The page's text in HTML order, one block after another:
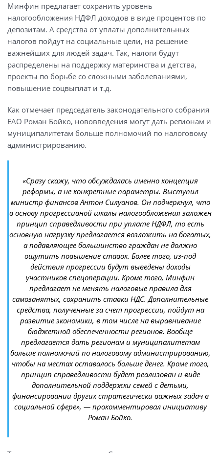
Минфин предлагает сохранить уровень
налогообложения НДФЛ доходов в виде процентов по
депозитам. А средства от уплаты дополнительных
налогов пойдут на социальные цели, на решение
важнейших для людей задач. Так, налоги будут
распределены на поддержку материнства и детства,
проекты по борьбе со сложными заболеваниями,
повышение соцвыплат и т.д.
Как отмечает председатель законодательного собрания
ЕАО Роман Бойко, нововведения могут дать регионам и
муниципалитетам больше полномочий по налоговому
администрированию.
«Сразу скажу, что обсуждалась именно концепция
реформы, а не конкретные параметры. Выступил
министр финансов Антон Силуанов. Он подчеркнул, что
в основу прогрессивной шкалы налогообложения заложен
принцип справедливости при уплате НДФЛ, то есть
основную нагрузку предлагается возложить на богатых,
а подавляющее большинство граждан не должно
ощутить повышение ставок. Более того, из-под
действия прогрессии будут выведены доходы
участников спецоперации. Кроме того, Минфин
предлагает не менять налоговые правила для
самозанятых, сохранить ставки НДС. Дополнительные
средства, полученные за счет прогрессии, пойдут на
развитие экономики, в том числе на выравнивание
бюджетной обеспеченности регионов. Вообще
предлагается дать регионам и муниципалитетам
больше полномочий по налоговому администрированию,
чтобы на местах оставалось больше денег. Кроме того,
принцип справедливости будет реализован и виде
дополнительной поддержки семей с детьми,
финансировании других стратегически важных задач в
социальной сфере», — прокомментировал инициативу
Роман Бойко.